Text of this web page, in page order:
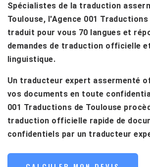
Spécialistes de la traduction
Toulouse, l'Agence 001
traduit pour vous 70 langues et
demandes de traduction officielle
linguistique.
Un traducteur expert assermenté
vos documents en toute
001 Traductions de Toulouse
traduction officielle rapide de
confidentiels par un traducteur